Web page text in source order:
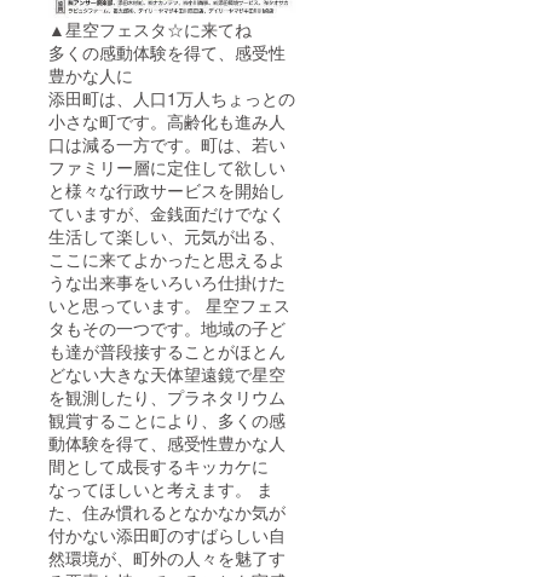
▲星空フェスタ☆に来てね
多くの感動体験を得て、感受性
豊かな人に
添田町は、人口1万人ちょっとの
小さな町です。高齢化も進み人
口は減る一方です。町は、若い
ファミリー層に定住して欲しい
と様々な行政サービスを開始し
ていますが、金銭面だけでなく
生活して楽しい、元気が出る、
ここに来てよかったと思えるよ
うな出来事をいろいろ仕掛けた
いと思っています。 星空フェス
タもその一つです。地域の子ど
も達が普段接することがほとん
どない大きな天体望遠鏡で星空
を観測したり、プラネタリウム
観賞することにより、多くの感
動体験を得て、感受性豊かな人
間として成長するキッカケに
なってほしいと考えます。 ま
た、住み慣れるとなかなか気が
付かない添田町のすばらしい自
然環境が、町外の人々を魅了す